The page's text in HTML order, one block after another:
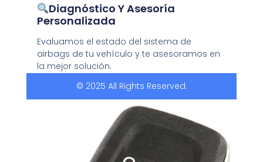
Diagnóstico Y Asesoría
Personalizada
Evaluamos el estado del sistema de
airbags de tu vehículo y te asesoramos en
la mejor solución.
© 2025 All Rights Reserved.